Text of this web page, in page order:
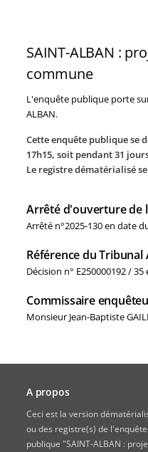
SAINT-ALBAN :
commune
L'enquête publique porte
ALBAN.
Cette enquête publique se
17h15, soit pendant 31
Le registre dématérialisé
Arrêté d'ouverture de
Arrêté n°2025-130 en date
Référence du
Décision n° E250000192 /
Commissaire
Monsieur Jean-Baptiste
A propos
Ceci est la version
ou des registre(s) de l'enquête
publique "SAINT-ALBAN :